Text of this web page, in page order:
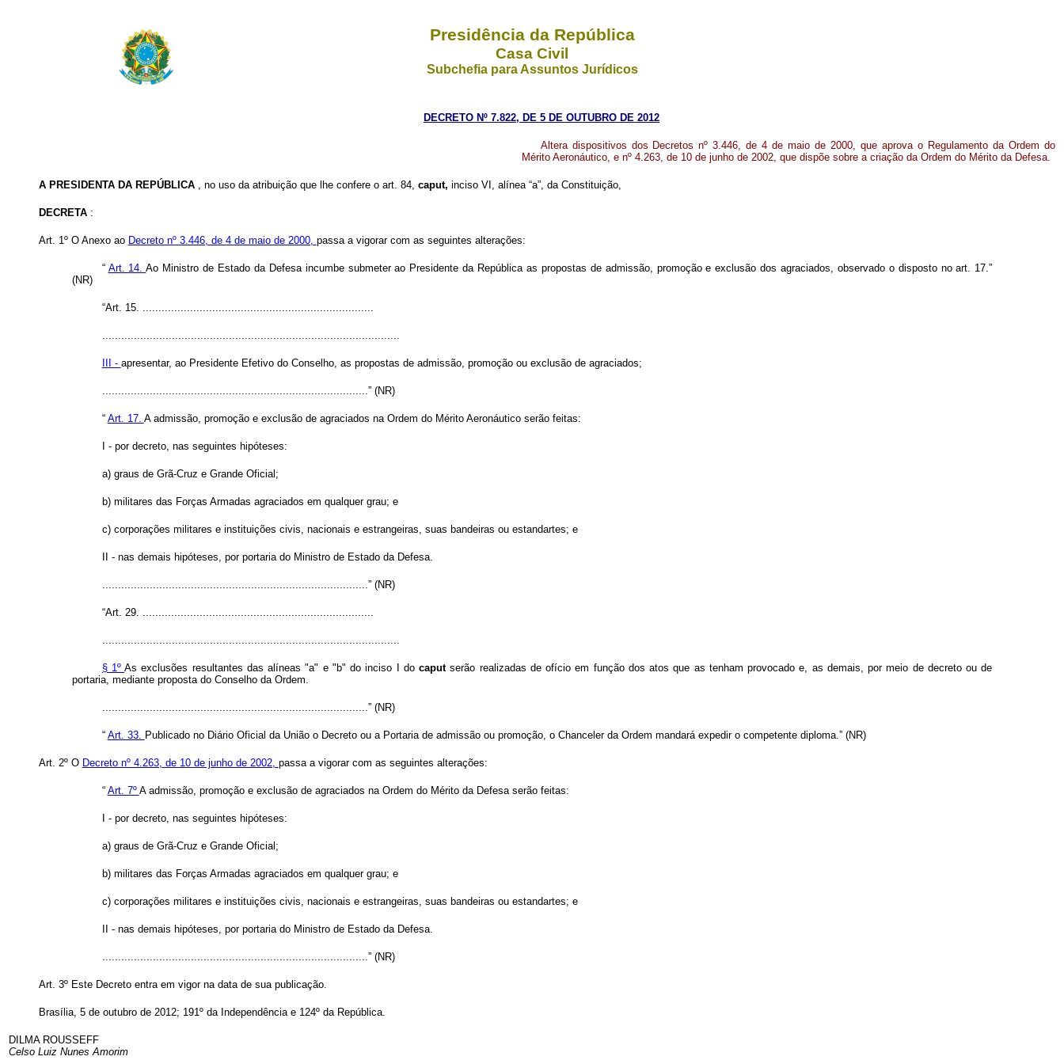
Presidência da República
Casa Civil
Subchefia para Assuntos Jurídicos
DECRETO Nº 7.822, DE 5 DE OUTUBRO DE 2012
Altera dispositivos dos Decretos nº 3.446, de 4 de maio de 2000, que aprova o Regulamento da Ordem do
Mérito Aeronáutico, e nº 4.263, de 10 de junho de 2002, que dispõe sobre a criação da Ordem do Mérito da Defesa.
A PRESIDENTA DA REPÚBLICA , no uso da atribuição que lhe confere o art. 84, caput, inciso VI, alínea “a”, da Constituição,
DECRETA :
Art. 1º O Anexo ao Decreto nº 3.446, de 4 de maio de 2000, passa a vigorar com as seguintes alterações:
“ Art. 14.Ao Ministro de Estado da Defesa incumbe submeter ao Presidente da República as propostas de admissão, promoção e exclusão dos agraciados, observado o disposto no art. 17.”
(NR)
“Art. 15. .........................................................................
III - apresentar, ao Presidente Efetivo do Conselho, as propostas de admissão, promoção ou exclusão de agraciados;
....................................................................................” (NR)
“ Art. 17. A admissão, promoção e exclusão de agraciados na Ordem do Mérito Aeronáutico serão feitas:
I - por decreto, nas seguintes hipóteses:
a) graus de Grã-Cruz e Grande Oficial;
b) militares das Forças Armadas agraciados em qualquer grau; e
c) corporações militares e instituições civis, nacionais e estrangeiras, suas bandeiras ou estandartes; e
II - nas demais hipóteses, por portaria do Ministro de Estado da Defesa.
....................................................................................” (NR)
“Art. 29. .........................................................................
§ 1ºAs exclusões resultantes das alíneas "a" e "b" do inciso I docaputserão realizadas de ofício em função dos atos que as tenham provocado e, as demais, por meio de decreto ou de
portaria, mediante proposta do Conselho da Ordem.
....................................................................................” (NR)
“ Art. 33. Publicado no Diário Oficial da União o Decreto ou a Portaria de admissão ou promoção, o Chanceler da Ordem mandará expedir o competente diploma.” (NR)
Art. 2º O Decreto nº 4.263, de 10 de junho de 2002, passa a vigorar com as seguintes alterações:
“ Art. 7º A admissão, promoção e exclusão de agraciados na Ordem do Mérito da Defesa serão feitas:
I - por decreto, nas seguintes hipóteses:
a) graus de Grã-Cruz e Grande Oficial;
b) militares das Forças Armadas agraciados em qualquer grau; e
c) corporações militares e instituições civis, nacionais e estrangeiras, suas bandeiras ou estandartes; e
II - nas demais hipóteses, por portaria do Ministro de Estado da Defesa.
....................................................................................” (NR)
Art. 3º Este Decreto entra em vigor na data de sua publicação.
Brasília, 5 de outubro de 2012; 191º da Independência e 124º da República.
DILMA ROUSSEFF
Celso Luiz Nunes Amorim